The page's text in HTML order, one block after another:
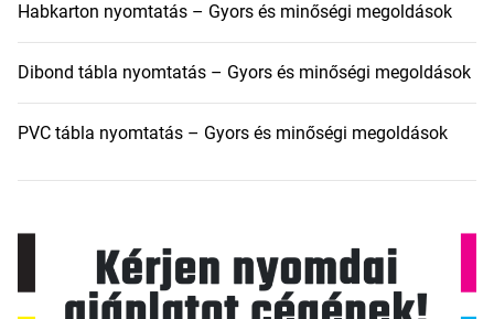
Habkarton nyomtatás – Gyors és minőségi megoldások
Dibond tábla nyomtatás – Gyors és minőségi megoldások
PVC tábla nyomtatás – Gyors és minőségi megoldások